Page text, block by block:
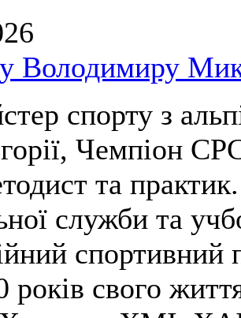
Володимиру
спорту з
Чемпіон
та
служби та
спортивний
років свого